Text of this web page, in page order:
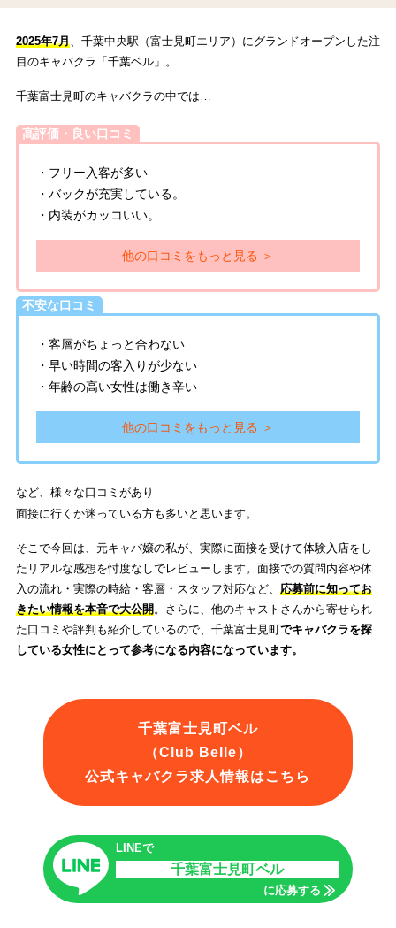
2025年7月、千葉中央駅（富士見町エリア）にグランドオープンした注
目のキャバクラ「千葉ベル」。
千葉富士見町のキャバクラの中では…
高評価・良い口コミ
・フリー入客が多い
・バックが充実している。
・内装がカッコいい。
他の口コミをもっと見る ＞
不安な口コミ
・客層がちょっと合わない
・早い時間の客入りが少ない
・年齢の高い女性は働き辛い
他の口コミをもっと見る ＞
など、様々な口コミがあり
面接に行くか迷っている方も多いと思います。
そこで今回は、元キャバ嬢の私が、実際に面接を受けて体験入店をし
たリアルな感想を忖度なしでレビューします。面接での質問内容や体
入の流れ・実際の時給・客層・スタッフ対応など、 応募前に知ってお
きたい情報を本音で大公開。さらに、他のキャストさんから寄せられ
た口コミや評判も紹介しているので、千葉富士見町でキャバクラを探
している女性にとって参考になる内容になっています。
千葉富士見町ベル
（Club Belle）
公式キャバクラ求人情報はこちら
LINEで
千葉富士見町ベル
に応募する